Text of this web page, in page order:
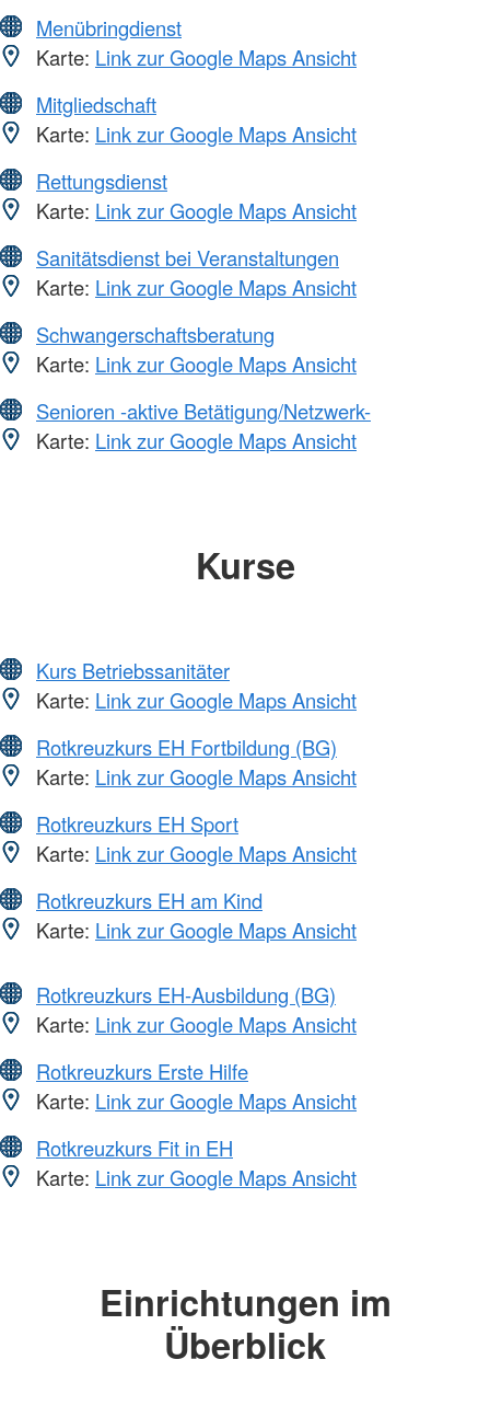
Menübringdienst
Karte: Link zur Google Maps Ansicht
Mitgliedschaft
Karte: Link zur Google Maps Ansicht
Rettungsdienst
Karte: Link zur Google Maps Ansicht
Sanitätsdienst bei Veranstaltungen
Karte: Link zur Google Maps Ansicht
Schwangerschaftsberatung
Karte: Link zur Google Maps Ansicht
Senioren -aktive Betätigung/Netzwerk-
Karte: Link zur Google Maps Ansicht
Kurse
Kurs Betriebssanitäter
Karte: Link zur Google Maps Ansicht
Rotkreuzkurs EH Fortbildung (BG)
Karte: Link zur Google Maps Ansicht
Rotkreuzkurs EH Sport
Karte: Link zur Google Maps Ansicht
Rotkreuzkurs EH am Kind
Karte: Link zur Google Maps Ansicht
Rotkreuzkurs EH-Ausbildung (BG)
Karte: Link zur Google Maps Ansicht
Rotkreuzkurs Erste Hilfe
Karte: Link zur Google Maps Ansicht
Rotkreuzkurs Fit in EH
Karte: Link zur Google Maps Ansicht
Einrichtungen im
Überblick